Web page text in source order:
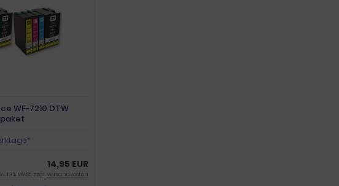
WF-7210 DTW
14,95 EUR
19 % MwSt. zzgl.Versandkosten